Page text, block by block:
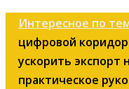
Интересное по
цифровой коридор
ускорить экспорт
практическое